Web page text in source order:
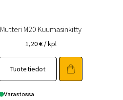
Mutteri M20 Kuumasinkitty
1,20€ / kpl
Tuotetiedot
Varastossa